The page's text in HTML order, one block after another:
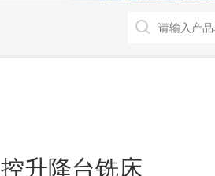
升降台铣床